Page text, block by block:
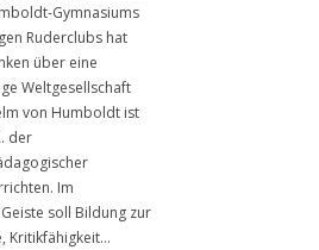
Gymnasiums
Ruderclubs hat
über eine
Weltgesellschaft
von Humboldt ist
der
Im
soll Bildung zur
Kritikfähigkeit…